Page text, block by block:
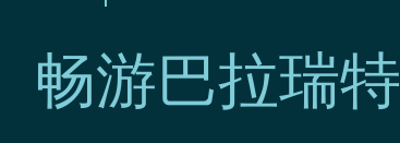
畅游巴拉瑞特